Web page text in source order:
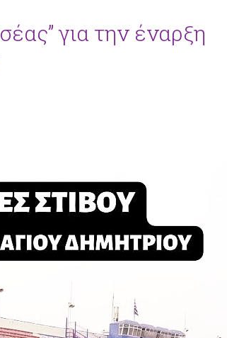
για την έναρξη